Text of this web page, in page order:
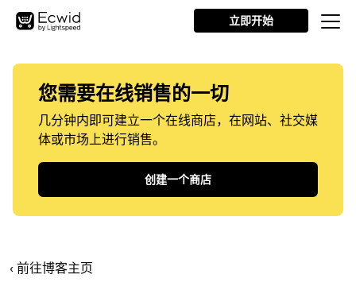
立即开始
您需要在线销售的一切
几分钟内即可建立一个在线商店，在网站、社交媒
体或市场上进行销售。
创建一个商店
‹ 前往博客主页